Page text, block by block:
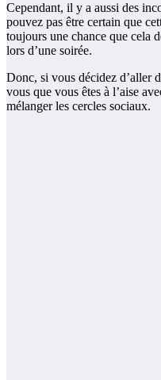
Cependant, il y a aussi des
pouvez pas être certain que
toujours une chance que cela
lors d’une soirée.
Donc, si vous décidez d’aller
vous que vous êtes à l’aise
mélanger les cercles sociaux.